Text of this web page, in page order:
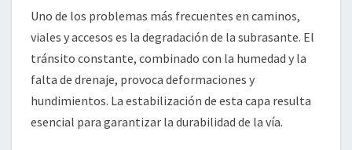
Uno de los problemas más frecuentes en caminos,
viales y accesos es la degradación de la subrasante. El
tránsito constante, combinado con la humedad y la
falta de drenaje, provoca deformaciones y
hundimientos. La estabilización de esta capa resulta
esencial para garantizar la durabilidad de la vía.